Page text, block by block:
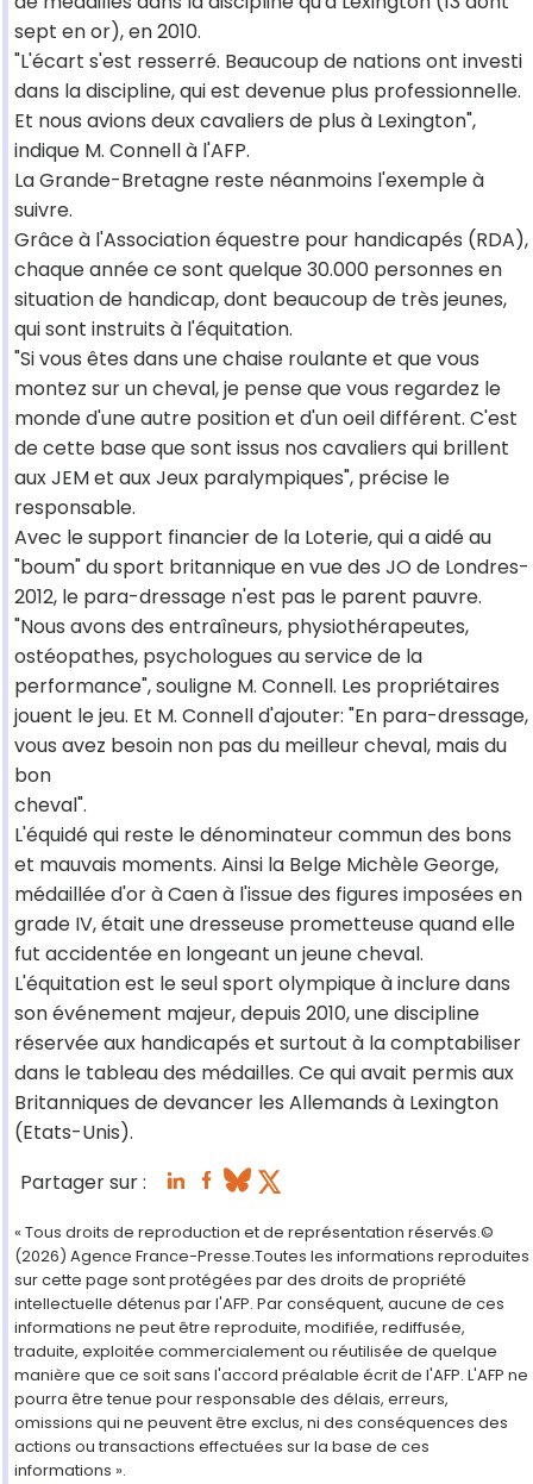
sept en or), en 2010.
"L'écart s'est resserré. Beaucoup de nations ont investi
dans la discipline, qui est devenue plus professionnelle.
Et nous avions deux cavaliers de plus à Lexington",
indique M. Connell à l'AFP.
La Grande-Bretagne reste néanmoins l'exemple à
suivre.
Grâce à l'Association équestre pour handicapés (RDA),
chaque année ce sont quelque 30.000 personnes en
situation de handicap, dont beaucoup de très jeunes,
qui sont instruits à l'équitation.
"Si vous êtes dans une chaise roulante et que vous
montez sur un cheval, je pense que vous regardez le
monde d'une autre position et d'un oeil différent. C'est
de cette base que sont issus nos cavaliers qui brillent
aux JEM et aux Jeux paralympiques", précise le
responsable.
Avec le support financier de la Loterie, qui a aidé au
"boum" du sport britannique en vue des JO de Londres-
2012, le para-dressage n'est pas le parent pauvre.
"Nous avons des entraîneurs, physiothérapeutes,
ostéopathes, psychologues au service de la
performance", souligne M. Connell. Les propriétaires
jouent le jeu. Et M. Connell d'ajouter: "En para-dressage,
vous avez besoin non pas du meilleur cheval, mais du
bon
cheval".
L'équidé qui reste le dénominateur commun des bons
et mauvais moments. Ainsi la Belge Michèle George,
médaillée d'or à Caen à l'issue des figures imposées en
grade IV, était une dresseuse prometteuse quand elle
fut accidentée en longeant un jeune cheval.
L'équitation est le seul sport olympique à inclure dans
son événement majeur, depuis 2010, une discipline
réservée aux handicapés et surtout à la comptabiliser
dans le tableau des médailles. Ce qui avait permis aux
Britanniques de devancer les Allemands à Lexington
(Etats-Unis).
Partager sur :
« Tous droits de reproduction et de représentation réservés.©
(2026) Agence France-Presse.Toutes les informations reproduites
sur cette page sont protégées par des droits de propriété
intellectuelle détenus par l'AFP. Par conséquent, aucune de ces
informations ne peut être reproduite, modifiée, rediffusée,
traduite, exploitée commercialement ou réutilisée de quelque
manière que ce soit sans l'accord préalable écrit de l'AFP. L'AFP ne
pourra être tenue pour responsable des délais, erreurs,
omissions qui ne peuvent être exclus, ni des conséquences des
actions ou transactions effectuées sur la base de ces
informations ».